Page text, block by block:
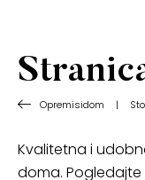
Opremisidom |
Kvalitetna i
doma.